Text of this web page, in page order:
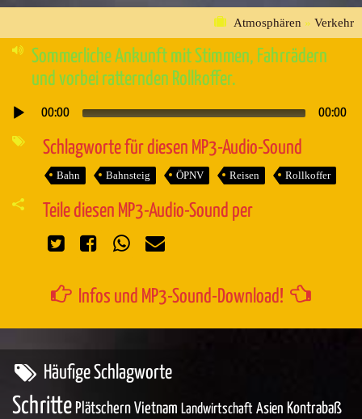
Atmosphären » Verkehr
Sommerliche Ankunft mit Stimmen, Fahrrädern
und vorbei ratternden Rollkoffer.
Audio-
00:00 00:00
Schlagworte für diesen MP3-Audio-Sound
Bahn Bahnsteig ÖPNV Reisen Rollkoffer
Teile diesen MP3-Audio-Sound per
Infos und MP3-Sound-Download!
Häufige Schlagworte
Schritte Plätschern Vietnam Landwirtschaft Asien Kontrabaß